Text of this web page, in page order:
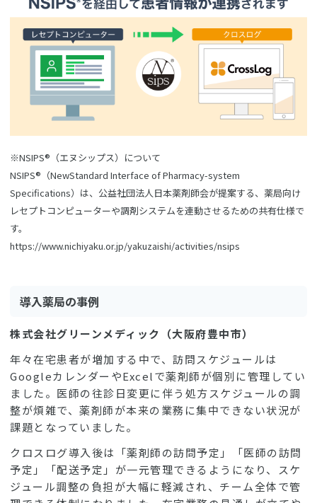
※NSIPS®（エヌシップス）について
NSIPS®（NewStandard Interface of Pharmacy-system
Specifications）は、公益社団法人日本薬剤師会が提案する、薬局向け
レセプトコンピューターや調剤システムを連動させるための共有仕様で
す。
https://www.nichiyaku.or.jp/yakuzaishi/activities/nsips
導入薬局の事例
株式会社グリーンメディック（大阪府豊中市）
年々在宅患者が増加する中で、訪問スケジュールは
GoogleカレンダーやExcelで薬剤師が個別に管理してい
ました。医師の往診日変更に伴う処方スケジュールの調
整が煩雑で、薬剤師が本来の業務に集中できない状況が
課題となっていました。
クロスログ導入後は「薬剤師の訪問予定」「医師の訪問
予定」「配送予定」が一元管理できるようになり、スケ
ジュール調整の負担が大幅に軽減され、チーム全体で管